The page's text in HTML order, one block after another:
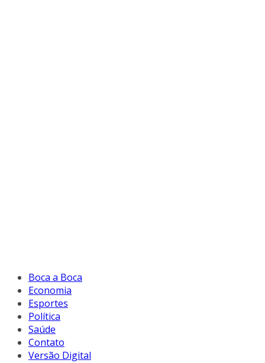
Boca a Boca
Economia
Esportes
Política
Saúde
Contato
Versão Digital